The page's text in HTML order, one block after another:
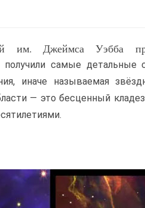
им. Джеймса Уэбба
получили самые
иначе называемая
— это бесценный